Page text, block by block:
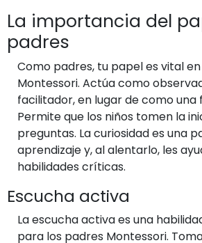
La importancia del
padres
Como padres, tu papel es vital
Montessori. Actúa como
facilitador, en lugar de como una
Permite que los niños tomen la
preguntas. La curiosidad es una
aprendizaje y, al alentarlo, les
habilidades críticas.
Escucha activa
La escucha activa es una
para los padres Montessori.